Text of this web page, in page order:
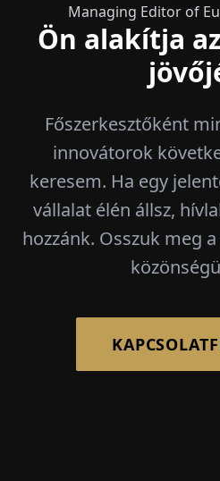
Managing Editor of
Ön alakítja
Főszerkesztőként
innovátorok
keresem. Ha egy
vállalat élén állsz,
hozzánk. Osszuk meg